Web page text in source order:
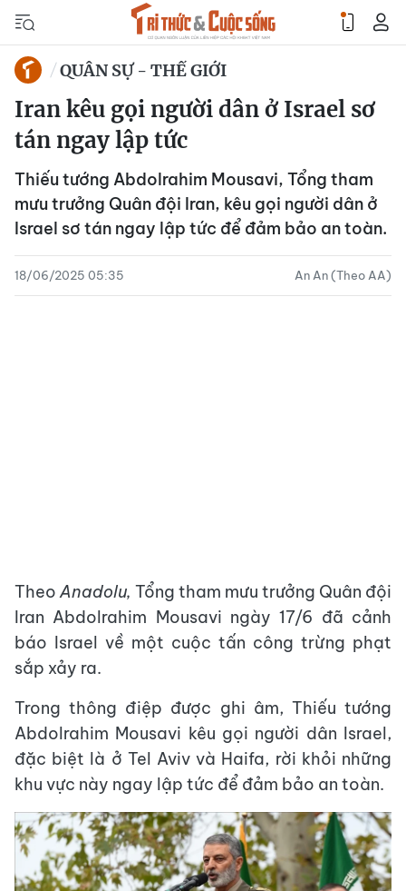
QUÂN SỰ - THẾ GIỚI
Iran kêu gọi người dân ở Israel sơ
tán ngay lập tức
Thiếu tướng Abdolrahim Mousavi, Tổng tham
mưu trưởng Quân đội Iran, kêu gọi người dân ở
Israel sơ tán ngay lập tức để đảm bảo an toàn.
18/06/2025 05:35 An An (Theo AA)
TheoAnadolu, Tổng tham mưu trưởng Quân đội
Iran Abdolrahim Mousavi ngày 17/6 đã cảnh
báo Israel về một cuộc tấn công trừng phạt
sắp xảy ra.
Trong thông điệp được ghi âm, Thiếu tướng
Abdolrahim Mousavi kêu gọi người dân Israel,
đặc biệt là ở Tel Aviv và Haifa, rời khỏi những
khu vực này ngay lập tức để đảm bảo an toàn.